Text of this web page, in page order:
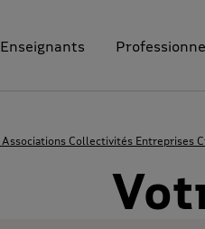
Enseignants
Associations Collectivités Entreprises